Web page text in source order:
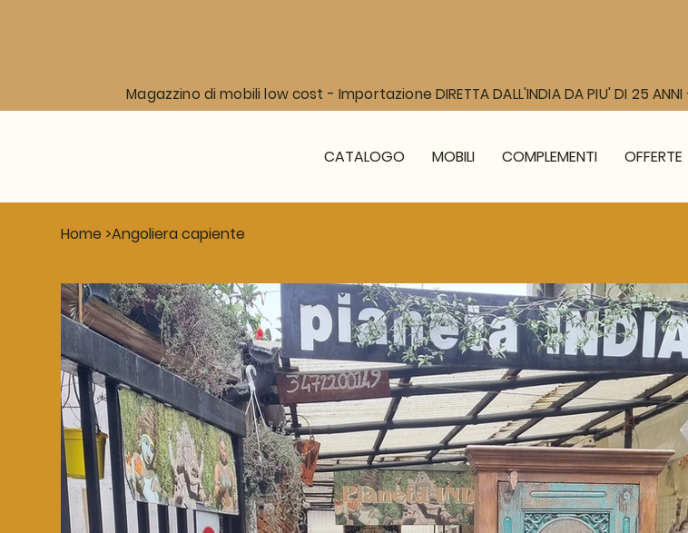
CATALOGO MOBILI COMPLEMENTI OFFERTE
Home >Angoliera capiente
Magazzino di mobili low cost - Importazione DIRETTA DALL'INDIA DA PIU' DI 25 ANNI